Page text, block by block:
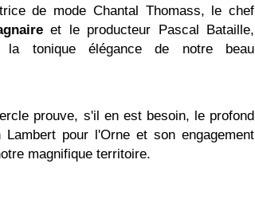
de mode Chantal Thomass, le chef
et le producteur Pascal Bataille,
tonique élégance de notre beau
prouve, s'il en est besoin, le profond
Lambert pour l'Orne et son engagement
magnifique territoire.